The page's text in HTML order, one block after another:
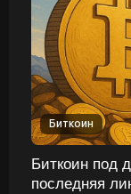
Биткоин
Биткоин под
последняя